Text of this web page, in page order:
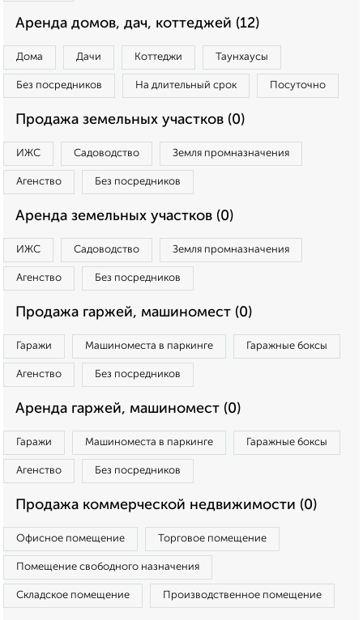
Аренда домов, дач, коттеджей (12)
Дома Дачи Коттеджи Таунхаусы
Без посредников На длительный срок Посуточно
Продажа земельных участков (0)
ИЖС Садоводство Земля промназначения
Агенство Без посредников
Аренда земельных участков (0)
ИЖС Садоводство Земля промназначения
Агенство Без посредников
Продажа гаржей, машиномест (0)
Гаражи Машиноместа в паркинге Гаражные боксы
Агенство Без посредников
Аренда гаржей, машиномест (0)
Гаражи Машиноместа в паркинге Гаражные боксы
Агенство Без посредников
Продажа коммерческой недвижимости (0)
Офисное помещение Торговое помещение
Помещение свободного назначения
Складское помещение Производственное помещение